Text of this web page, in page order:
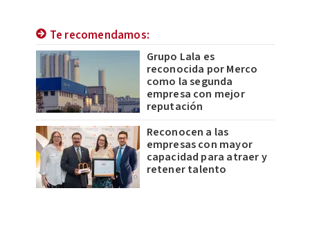
Te recomendamos:
Grupo Lala es
reconocida por Merco
como la segunda
empresa con mejor
reputación
Reconocen a las
empresas con mayor
capacidad para atraer y
retener talento